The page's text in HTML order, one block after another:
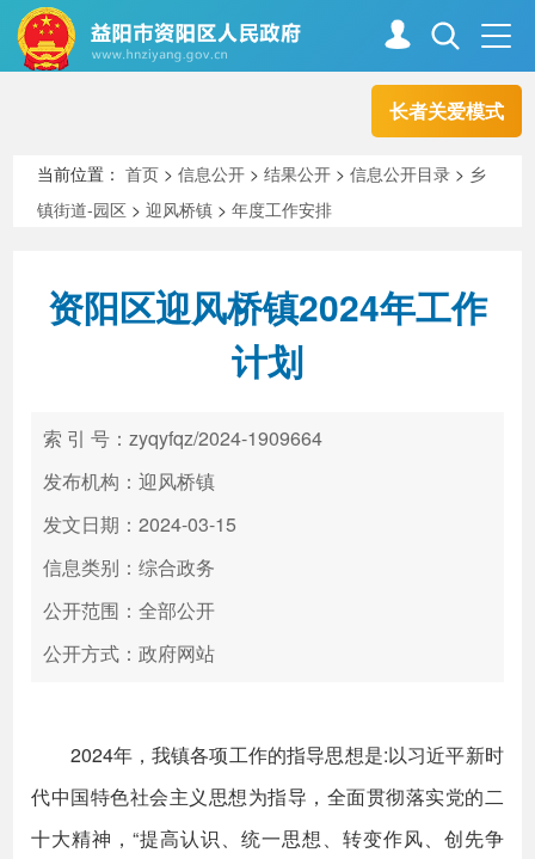
长者关爱模式
走进资阳
新闻中心 解读回应
政务服务
高效办成一件事
当前位置：首页 >信息公开 >结果公开 >信息公开目录 > 乡
镇街道-园区 >迎风桥镇 >年度工作安排
资阳区迎风桥镇2024年工作
计划
索 引 号：zyqyfqz/2024-1909664
发布机构：迎风桥镇
发文日期：2024-03-15
信息类别：综合政务
公开范围：全部公开
公开方式：政府网站
2024年，我镇各项工作的指导思想是:以习近平新时
代中国特色社会主义思想为指导，全面贯彻落实党的二
十大精神，“提高认识、统一思想、转变作风、创先争